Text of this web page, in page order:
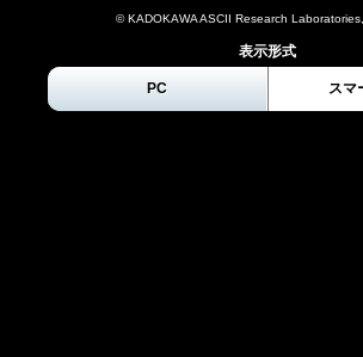
© KADOKAWA ASCII Research
表示形式
PC スマ